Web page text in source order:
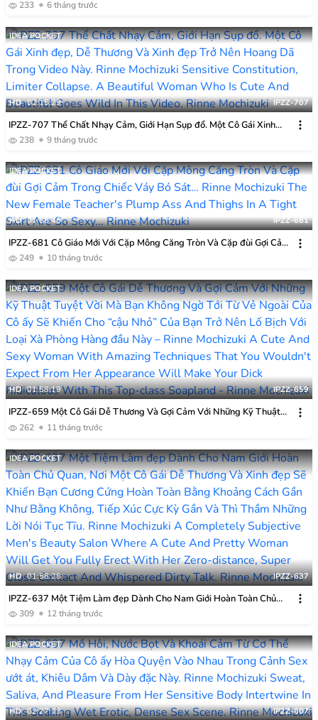
Khám đêm Ngược Với Một Người đàn ông Bị Thương Không Thể Cử
Tận Tụy Mochizuki Rinne
233 6 tháng trước
IDEA POCKET
HD 02:15:29 IPZZ-707
IPZZ-707 Thể Chất Nhạy Cảm, Giới Hạn Sụp đổ. Một Cô Gái Xinh
đẹp, Dễ Thương Và Xinh đẹp Trở Nên Hoang Dã Trong Video Này.
238 9 tháng trước
IDEA POCKET
HD 01:58:46 IPZZ-681
IPZZ-681 Cô Giáo Mới Với Cặp Mông Căng Tròn Và Cặp đùi Gợi Cảm
Trong Chiếc Váy Bó Sát… Rinne Mochizuki
249 10 tháng trước
IDEA POCKET
HD 01:58:19 IPZZ-659
IPZZ-659 Một Cô Gái Dễ Thương Và Gợi Cảm Với Những Kỹ Thuật
Tuyệt Vời Mà Bạn Không Ngờ Tới Từ Vẻ Ngoài Của Cô ấy Sẽ Khiến
Này – Rinne Mochizuki
262 11 tháng trước
IDEA POCKET
HD 01:58:28 IPZZ-637
IPZZ-637 Một Tiệm Làm đẹp Dành Cho Nam Giới Hoàn Toàn Chủ
Quan, Nơi Một Cô Gái Dễ Thương Và Xinh đẹp Sẽ Khiến Bạn Cương
Cực Kỳ Gần Và Thì Thầm Những Lời Nói Tục Tĩu. Rinne Mochizuki
309 12 tháng trước
IDEA POCKET
HD 02:27:23 IPZZ-607